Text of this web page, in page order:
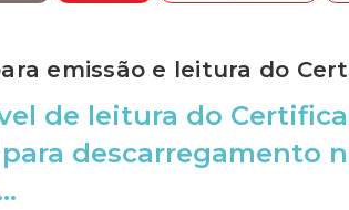
emissão e leitura do
de leitura do
descarregamento